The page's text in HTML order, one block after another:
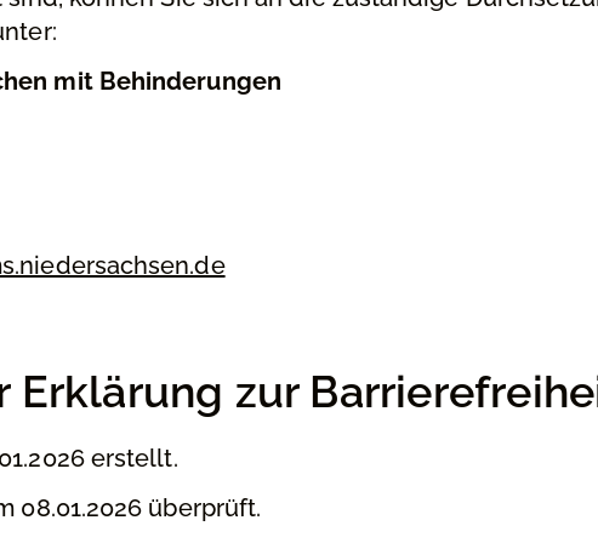
mit Behinderungen
Erklärung zur
erstellt.
08.01.2026 überprüft.